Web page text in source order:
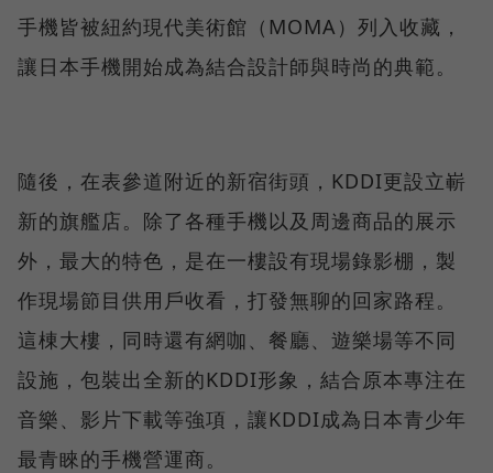
手機皆被紐約現代美術館（MOMA）列入收藏，
讓日本手機開始成為結合設計師與時尚的典範。
隨後，在表參道附近的新宿街頭，KDDI更設立嶄
新的旗艦店。除了各種手機以及周邊商品的展示
外，最大的特色，是在一樓設有現場錄影棚，製
作現場節目供用戶收看，打發無聊的回家路程。
這棟大樓，同時還有網咖、餐廳、遊樂場等不同
設施，包裝出全新的KDDI形象，結合原本專注在
音樂、影片下載等強項，讓KDDI成為日本青少年
最青睞的手機營運商。